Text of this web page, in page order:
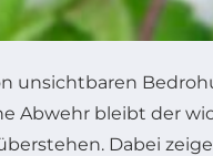
unsichtbaren
Abwehr bleibt der
Dabei